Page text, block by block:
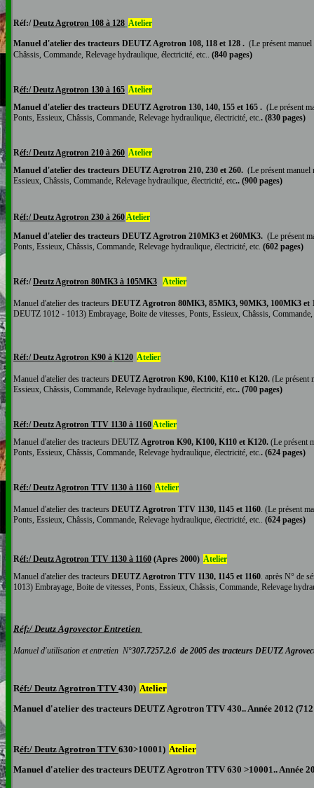
Réf:/Deutz Agrotron 108 à 128 Atelier
Manuel d'atelier des tracteurs DEUTZ Agrotron 108, 118 et 128 . (Le présent
Châssis, Commande, Relevage hydraulique, électricité, etc.. (840 pages)
Réf:/ Deutz Agrotron 130 à 165 Atelier
Manuel d'atelier des tracteurs DEUTZ Agrotron 130, 140, 155 et 165 . (Le présent
Ponts, Essieux, Châssis, Commande, Relevage hydraulique, électricité, etc.. (830 pages)
Réf:/ Deutz Agrotron 210 à 260 Atelier
Manuel d'atelier des tracteurs DEUTZ Agrotron 210, 230 et 260. (Le présent manuel
Essieux, Châssis, Commande, Relevage hydraulique, électricité, etc.. (900 pages)
Réf:/ Deutz Agrotron 230 à 260Atelier
Manuel d'atelier des tracteurs DEUTZ Agrotron 210MK3 et 260MK3. (Le présent
Ponts, Essieux, Châssis, Commande, Relevage hydraulique, électricité, etc. (602 pages)
Réf:/Deutz Agrotron 80MK3 à 105MK3 Atelier
Manuel d'atelier des tracteurs DEUTZ Agrotron 80MK3, 85MK3, 90MK3, 100MK3 et
DEUTZ 1012 - 1013) Embrayage, Boite de vitesses, Ponts, Essieux, Châssis,
Réf:/ Deutz Agrotron K90 à K120 Atelier
Manuel d'atelier des tracteurs DEUTZ Agrotron K90, K100, K110 et K120. (Le présent
Essieux, Châssis, Commande, Relevage hydraulique, électricité, etc.. (700 pages)
Réf:/ Deutz Agrotron TTV 1130 à 1160Atelier
Manuel d'atelier des tracteurs DEUTZ Agrotron K90, K100, K110 et K120. (Le présent
Ponts, Essieux, Châssis, Commande, Relevage hydraulique, électricité, etc.. (624 pages)
Réf:/ Deutz Agrotron TTV 1130 à 1160 Atelier
Manuel d'atelier des tracteurs DEUTZ Agrotron TTV 1130, 1145 et 1160. (Le présent
Ponts, Essieux, Châssis, Commande, Relevage hydraulique, électricité, etc.. (624 pages)
Réf:/ Deutz Agrotron TTV 1130 à 1160 (Apres 2000) Atelier
Manuel d'atelier des tracteurs DEUTZ Agrotron TTV 1130, 1145 et 1160. après N° de
1013) Embrayage, Boite de vitesses, Ponts, Essieux, Châssis, Commande, Relevage
Réf:/ DeutzAgrovector Entretien
Manuel d'utilisation et entretien N°307.7257.2.6 de 2005 des tracteurs DEUTZ
Réf:/ Deutz Agrotron TTV 430) Atelier
Manuel d'atelier des tracteurs DEUTZ Agrotron TTV 430.. Année 2012 (712
Réf:/ Deutz Agrotron TTV 630>10001) Atelier
Manuel d'atelier des tracteurs DEUTZ Agrotron TTV 630 >10001.. Année